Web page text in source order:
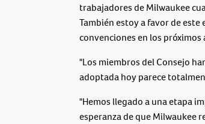
trabajadores de Milwaukee
También estoy a favor de
convenciones en los próximos
"Los miembros del Consejo
adoptada hoy parece
"Hemos llegado a una etapa
esperanza de que Milwaukee